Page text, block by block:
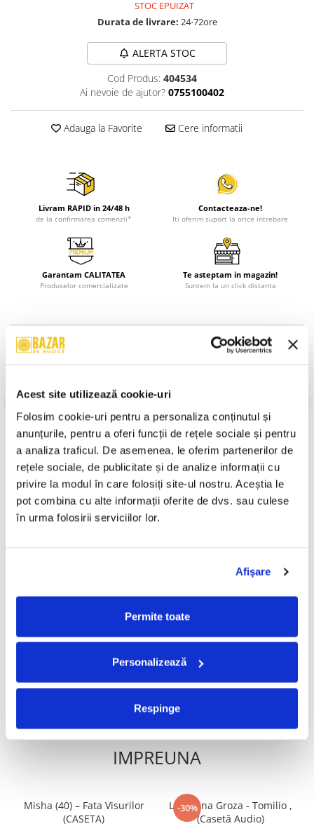
Acest site utilizează cookie-uri
Folosim cookie-uri pentru a personaliza conținutul și
anunțurile, pentru a oferi funcții de rețele sociale și pentru
a analiza traficul. De asemenea, le oferim partenerilor de
rețele sociale, de publicitate și de analize informații cu
privire la modul în care folosiți site-ul nostru. Aceștia le
pot combina cu alte informații oferite de dvs. sau culese
în urma folosirii serviciilor lor.
Afişare
Permite toate
Personalizează
Respinge
STOC EPUIZAT
Durata de livrare: 24-72ore
ALERTA STOC
Cod Produs: 404534
Ai nevoie de ajutor? 0755100402
Adauga la Favorite Cere informatii
Livram RAPID in 24/48 h
de la confirmarea comenzii*
Contacteaza-ne!
Iti oferim suport la orice intrebare
Garantam CALITATEA
Produselor comercializate
Te asteptam in magazin!
Suntem la un click distanta
Descriere
Stil:Country Blues
Stare Coperta:Near Mint (NM or M-)
Informatii conformitate produs
Review-uri(0)
(CASETA)
ADAUGA IN COS
(Casetă Audio)
ADAUGA IN COS
FRECVENT CUMPARATE
IMPREUNA
Misha (40) – Fata Visurilor
(CASETA)
-30%
Loredana Groza - Tomilio ,
(Casetă Audio)